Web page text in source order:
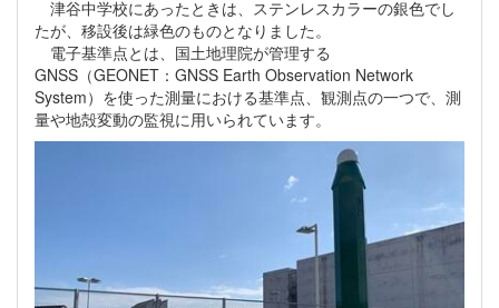
津谷中学校にあったときは、ステンレスカラーの銀色でし
たが、移設後は緑色のものとなりました。
電子基準点とは、国土地理院が管理する
GNSS（GEONET：GNSS Earth Observation Network
System）を使った測量における基準点、観測点の一つで、測
量や地殻変動の監視に用いられています。